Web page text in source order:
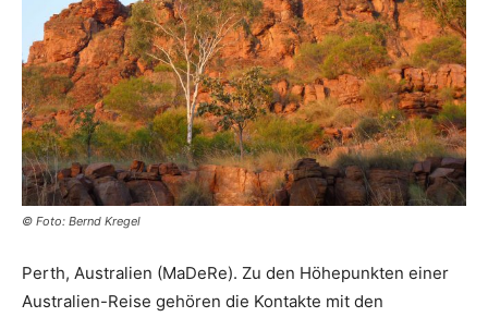
© Foto: Bernd Kregel
Perth, Australien (MaDeRe). Zu den Höhepunkten einer
Australien-Reise gehören die Kontakte mit den